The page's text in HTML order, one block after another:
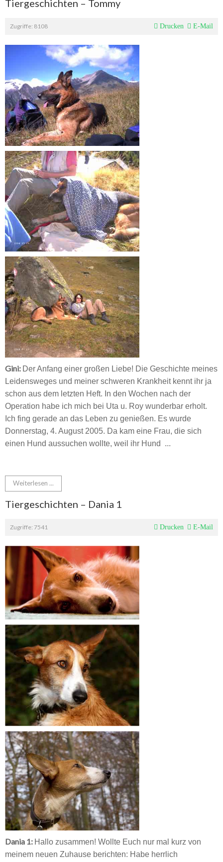
Tiergeschichten – Tommy
Zugriffe: 8108 Drucken E-Mail
Gini: Der Anfang einer großen Liebe! Die Geschichte meines
Leidensweges und meiner schweren Krankheit kennt ihr ja
schon aus dem letzten Heft. In den Wochen nach der
Operation habe ich mich bei Uta u. Roy wunderbar erholt.
Ich fing gerade an das Leben zu genießen. Es wurde
Donnerstag, 4. August 2005. Da kam eine Frau, die sich
einen Hund aussuchen wollte, weil ihr Hund ...
Weiterlesen ...
Tiergeschichten – Dania 1
Zugriffe: 7541 Drucken E-Mail
Dania 1: Hallo zusammen! Wollte Euch nur mal kurz von
meinem neuen Zuhause berichten: Habe herrlich